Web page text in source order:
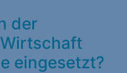
der
eingesetzt?